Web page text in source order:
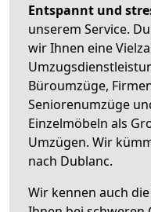
Entspannt und
unserem Service.
wir Ihnen eine
Büroumzüge,
Seniorenumzüge
Einzelmöbeln als
Umzügen. Wir
nach Dublanc.
Wir kennen auch